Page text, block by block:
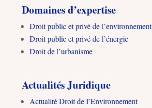
Domaines d’expertise
Droit public et privé de l’environnement
Droit public et privé de l’énergie
Droit de l’urbanisme
Actualités Juridique
Actualité Droit de l’Environnement